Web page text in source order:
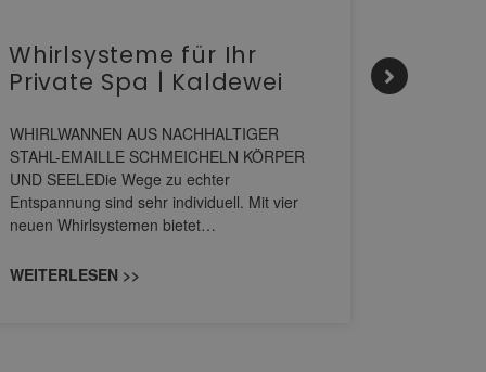
Whirlsysteme für Ihr
Private Spa | Kaldewei
WHIRLWANNEN AUS NACHHALTIGER
STAHL-EMAILLE SCHMEICHELN KÖRPER
UND SEELEDie Wege zu echter
Entspannung sind sehr individuell. Mit vier
neuen Whirlsystemen bietet…
WEITERLESEN >>